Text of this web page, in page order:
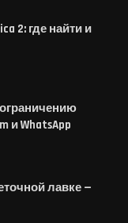
2: где найти и
и WhatsApp
лавке —